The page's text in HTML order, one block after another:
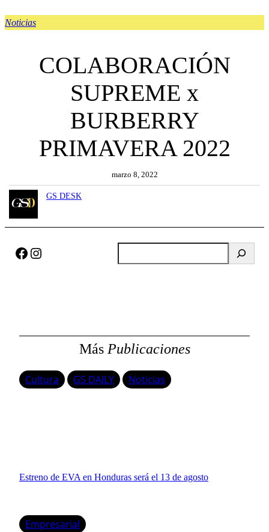
Noticias
COLABORACIÓN
SUPREME x
BURBERRY
PRIMAVERA 2022
marzo 8, 2022
GS DESK
Facebook Instagram
u
MásPublicaciones
Cultura GS DAILY Noticias
Estreno de EVA en Honduras será el 13 de agosto
Empresarial